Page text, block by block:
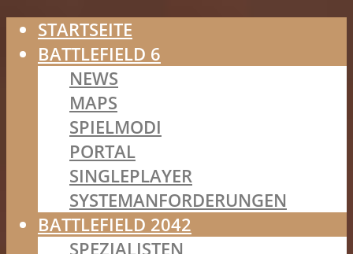
STARTSEITE
BATTLEFIELD 6
NEWS
MAPS
SPIELMODI
PORTAL
SINGLEPLAYER
SYSTEMANFORDERUNGEN
BATTLEFIELD 2042